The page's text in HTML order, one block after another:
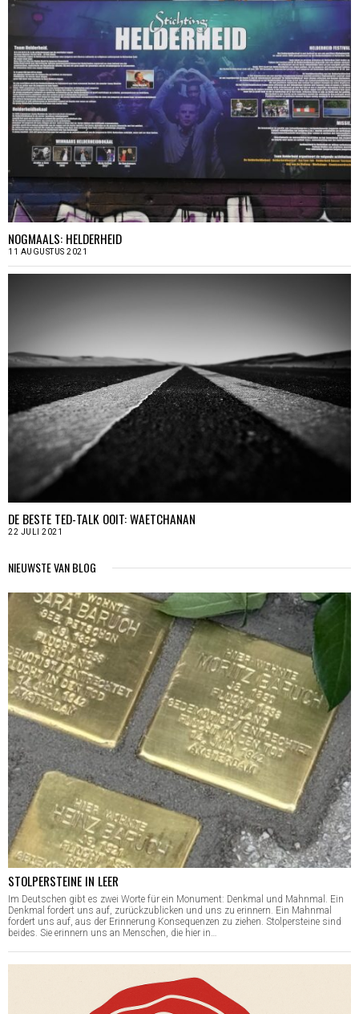
NOGMAALS: HELDERHEID
11 AUGUSTUS 2021
DE BESTE TED-TALK OOIT: WAETCHANAN
22 JULI 2021
NIEUWSTE VAN BLOG
STOLPERSTEINE IN LEER
Im Deutschen gibt es zwei Worte für ein Monument: Denkmal und Mahnmal. Ein
Denkmal fordert uns auf, zurückzublicken und uns zu erinnern. Ein Mahnmal
fordert uns auf, aus der Erinnerung Konsequenzen zu ziehen. Stolpersteine sind
beides. Sie erinnern uns an Menschen, die hier in…